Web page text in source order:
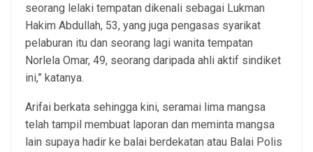
seorang lelaki tempatan dikenali sebagai Lukman
Hakim Abdullah, 53, yang juga pengasas syarikat
pelaburan itu dan seorang lagi wanita tempatan
Norlela Omar, 49, seorang daripada ahli aktif sindiket
ini,” katanya.
Arifai berkata sehingga kini, seramai lima mangsa
telah tampil membuat laporan dan meminta mangsa
lain supaya hadir ke balai berdekatan atau Balai Polis